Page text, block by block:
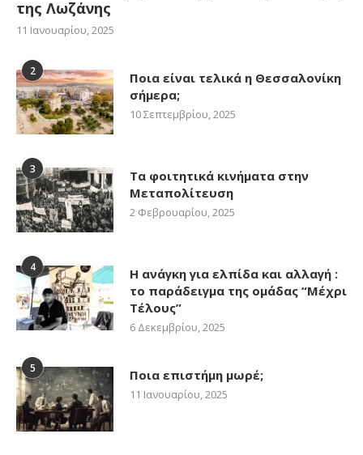
της Λωζάνης
11 Ιανουαρίου, 2025
2
Ποια είναι τελικά η Θεσσαλονίκη
σήμερα;
10 Σεπτεμβρίου, 2025
3
Τα φοιτητικά κινήματα στην
Μεταπολίτευση
2 Φεβρουαρίου, 2025
4
Η ανάγκη για ελπίδα και αλλαγή :
το παράδειγμα της ομάδας “Μέχρι
Τέλους”
6 Δεκεμβρίου, 2025
5 Ποια επιστήμη μωρέ;
11 Ιανουαρίου, 2025